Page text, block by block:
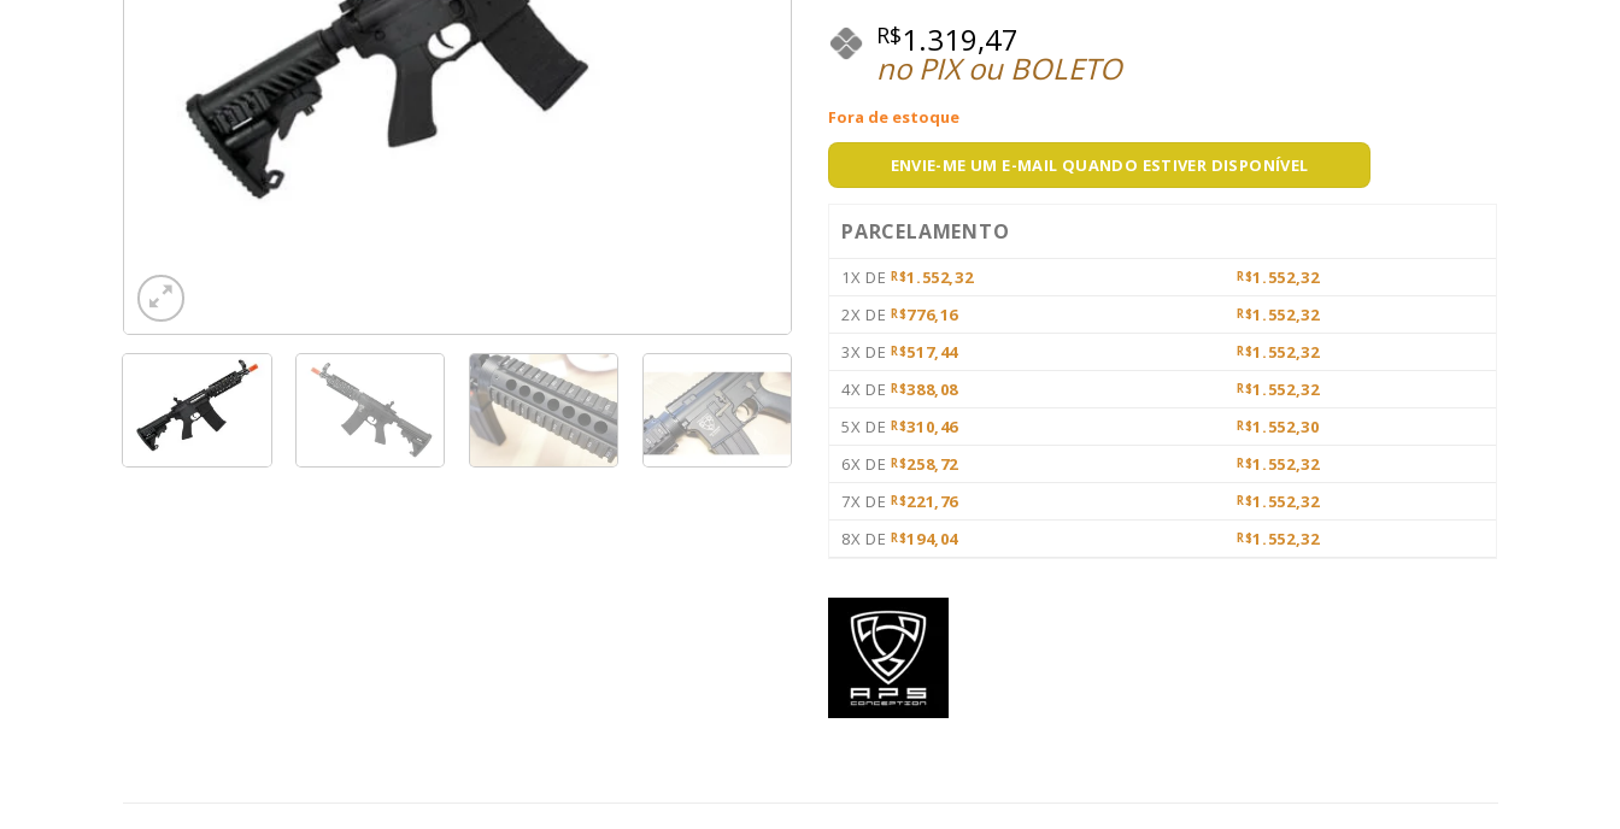
R$1.319,47
no PIX ou BOLETO
Fora de estoque
ENVIE-ME UM E-MAIL QUANDO ESTIVER DISPONÍVEL
PARCELAMENTO
1X DE R$1.552,32 R$1.552,32
2X DE R$776,16 R$1.552,32
3X DE R$517,44 R$1.552,32
4X DE R$388,08 R$1.552,32
5X DE R$310,46 R$1.552,30
6X DE R$258,72 R$1.552,32
7X DE R$221,76 R$1.552,32
8X DE R$194,04 R$1.552,32